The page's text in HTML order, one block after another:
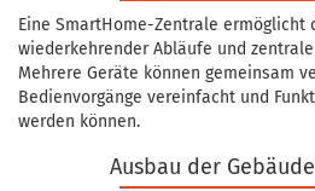
Eine SmartHome-Zentrale ermöglicht
wiederkehrender Abläufe und
Mehrere Geräte können gemeinsam
Bedienvorgänge vereinfacht und
werden können.
Ausbau der